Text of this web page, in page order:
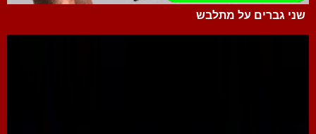
שני גברים על מתלבש